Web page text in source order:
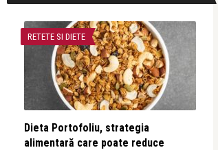
RETETE SI DIETE
Dieta Portofoliu, strategia
alimentară care poate reduce